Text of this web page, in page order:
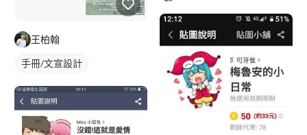
王柏翰
手冊/文宣設計